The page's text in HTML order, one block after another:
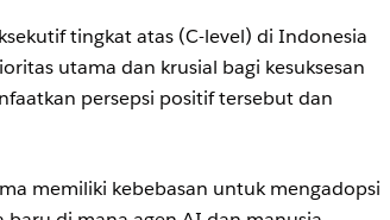
tingkat atas (C-level) di Indonesia
utama dan krusial bagi kesuksesan
persepsi positif tersebut dan
memiliki kebebasan untuk mengadopsi